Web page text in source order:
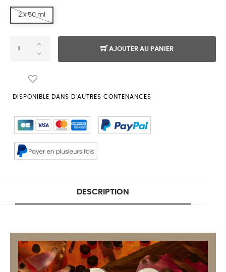
2 x 50 ml
AJOUTER AU PANIER
DISPONIBLE DANS D'AUTRES CONTENANCES
DESCRIPTION